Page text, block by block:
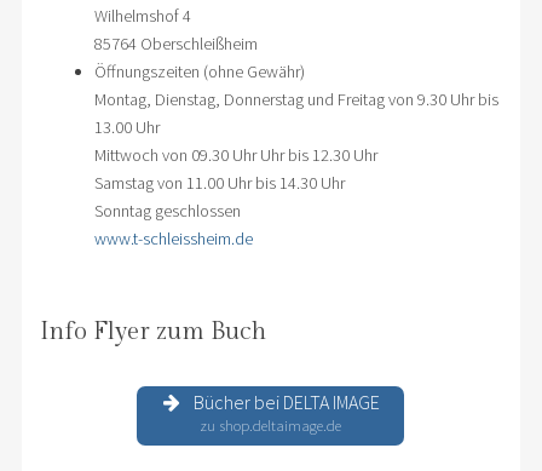
Wilhelmshof 4
85764 Oberschleißheim
Öffnungszeiten (ohne Gewähr)
Montag, Dienstag, Donnerstag und Freitag von 9.30 Uhr bis
13.00 Uhr
Mittwoch von 09.30 Uhr Uhr bis 12.30 Uhr
Samstag von 11.00 Uhr bis 14.30 Uhr
Sonntag geschlossen
www.t-schleissheim.de
Info Flyer zum Buch
Bücher bei DELTA IMAGE
zu shop.deltaimage.de